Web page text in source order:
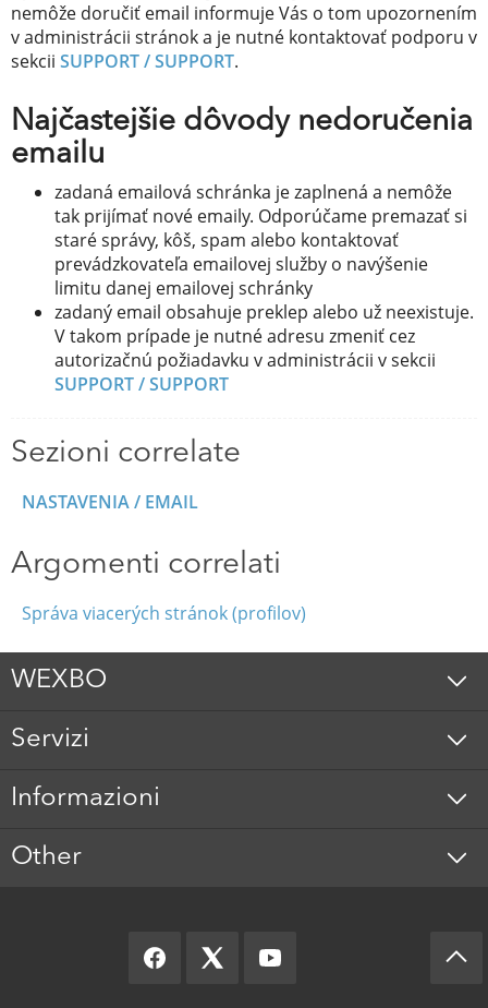
nemôže doručiť email informuje Vás o tom upozornením
v administrácii stránok a je nutné kontaktovať podporu v
sekcii SUPPORT / SUPPORT.
Najčastejšie dôvody nedoručenia
emailu
zadaná emailová schránka je zaplnená a nemôže
tak prijímať nové emaily. Odporúčame premazať si
staré správy, kôš, spam alebo kontaktovať
prevádzkovateľa emailovej služby o navýšenie
limitu danej emailovej schránky
zadaný email obsahuje preklep alebo už neexistuje.
V takom prípade je nutné adresu zmeniť cez
autorizačnú požiadavku v administrácii v sekcii
SUPPORT / SUPPORT
Sezioni correlate
NASTAVENIA / EMAIL
Argomenti correlati
Správa viacerých stránok (profilov)
WEXBO
Servizi
Informazioni
Other